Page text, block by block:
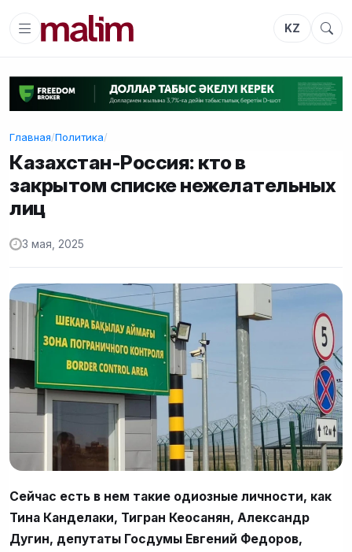
KZ
Главная/Политика/
Казахстан-Россия: кто в
закрытом списке нежелательных
лиц
3 мая, 2025
Сейчас есть в нем такие одиозные личности, как
Тина Канделаки, Тигран Кеосанян, Александр
Дугин, депутаты Госдумы Евгений Федоров,